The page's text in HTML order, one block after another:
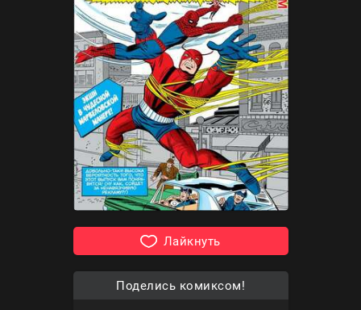
Лайкнуть
Поделись комиксом!